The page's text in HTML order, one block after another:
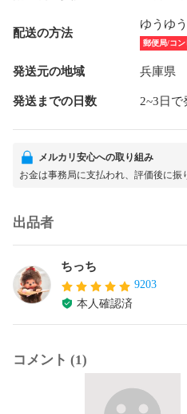
配送の方法
ゆうゆ
郵便局/コン
発送元の地域 兵庫県
発送までの日数 2~3日で
メルカリ安心への取り組み
お金は事務局に支払われ、評価後に振
出品者
ちっち
9203
本人確認済
コメント (1)